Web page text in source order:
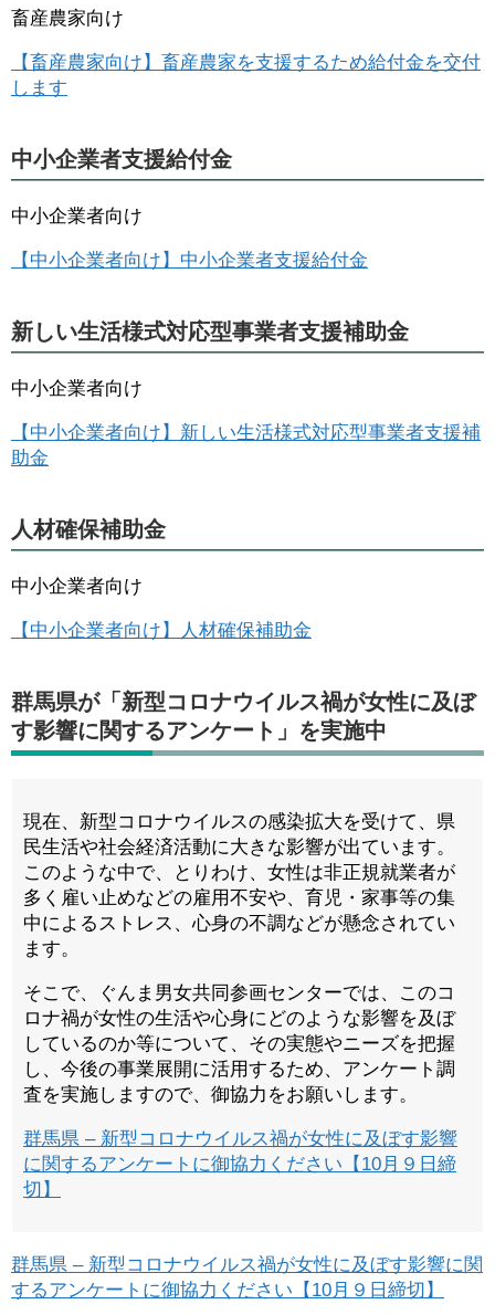
畜産農家向け
【畜産農家向け】畜産農家を支援するため給付金を交付
します
中小企業者支援給付金
中小企業者向け
【中小企業者向け】中小企業者支援給付金
新しい生活様式対応型事業者支援補助金
中小企業者向け
【中小企業者向け】新しい生活様式対応型事業者支援補
助金
人材確保補助金
中小企業者向け
【中小企業者向け】人材確保補助金
群馬県が「新型コロナウイルス禍が女性に及ぼ
す影響に関するアンケート」を実施中
現在、新型コロナウイルスの感染拡大を受けて、県
民生活や社会経済活動に大きな影響が出ています。
このような中で、とりわけ、女性は非正規就業者が
多く雇い止めなどの雇用不安や、育児・家事等の集
中によるストレス、心身の不調などが懸念されてい
ます。
そこで、ぐんま男女共同参画センターでは、このコ
ロナ禍が女性の生活や心身にどのような影響を及ぼ
しているのか等について、その実態やニーズを把握
し、今後の事業展開に活用するため、アンケート調
査を実施しますので、御協力をお願いします。
群馬県 – 新型コロナウイルス禍が女性に及ぼす影響
に関するアンケートに御協力ください【10月９日締
切】
群馬県 – 新型コロナウイルス禍が女性に及ぼす影響に関
するアンケートに御協力ください【10月９日締切】